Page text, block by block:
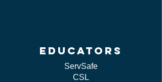
educators
ServSafe
CSL